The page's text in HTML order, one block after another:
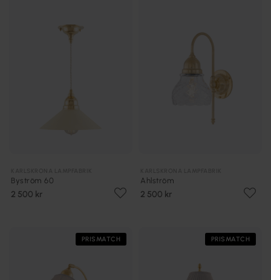
Byström 60
2 500 kr
Ahlström
2 500 kr
PRISMATCH PRISMATCH